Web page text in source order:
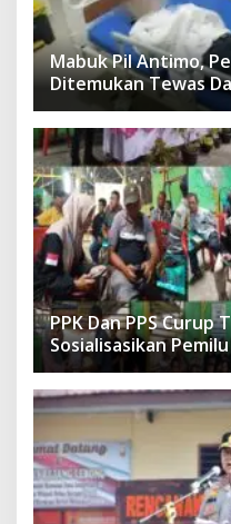
Mabuk Pil Antimo,
Ditemukan Tewas
PPK Dan PPS Curup
Sosialisasikan